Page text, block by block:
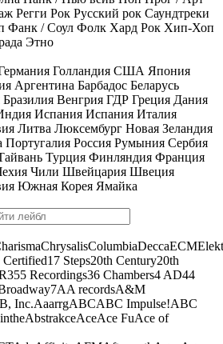
Регги Рок Русский рок Саундтреки
Фанк / Соул Фолк Хард Рок Хип-Хоп
Этно
Голландия США Япония
Аргентина Барбадос Беларусь
Бразилия Венгрия ГДР Греция Дания
Испания Испания Италия
Литва Люксембург Новая Зеландия
Португалия Россия Румыния Сербия
Турция Финляндия Франция
Чили Швейцария Швеция
Южная Корея Ямайка
ChrysalisColumbiaDeccaECM
Certified17 Steps20th Century20th
355 Recordings36 Chambers4 AD44
7AA recordsA&M
Inc.AaarrgABCABC Impulse!ABC
AbstrakceAceAce FuAce of